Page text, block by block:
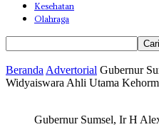
Kesehatan
Olahraga
Beranda Advertorial Gubernur
Widyaiswara Ahli Utama
Gubernur Sumsel, Ir H